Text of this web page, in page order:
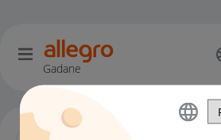
Gadane